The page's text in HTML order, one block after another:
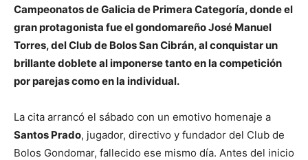
Campeonatos de Galicia de Primera Categoría, donde el
gran protagonista fue el gondomareño José Manuel
Torres, del Club de Bolos San Cibrán, al conquistar un
brillante doblete al imponerse tanto en la competición
por parejas como en la individual.
La cita arrancó el sábado con un emotivo homenaje a
Santos Prado, jugador, directivo y fundador del Club de
Bolos Gondomar, fallecido ese mismo día. Antes del inicio